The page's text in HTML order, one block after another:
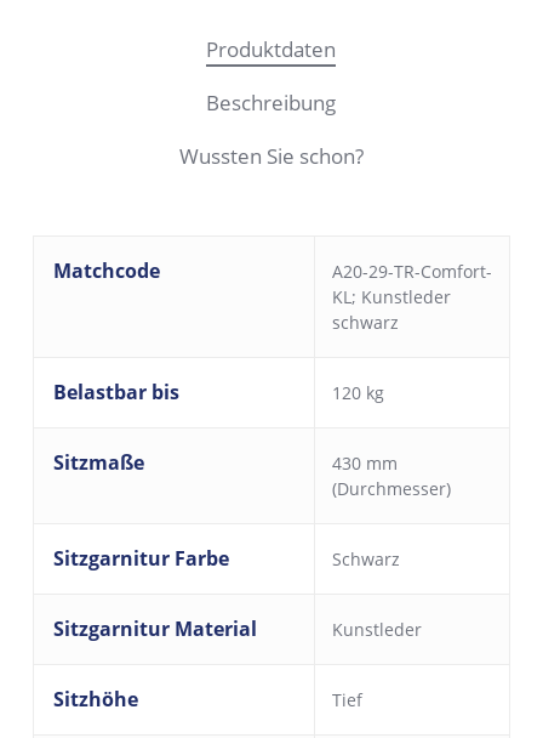
Produktdaten
Beschreibung
Wussten Sie schon?
Matchcode
A20-29-TR-Comfort-
KL; Kunstleder
schwarz
Belastbar bis 120 kg
Sitzmaße
430 mm
(Durchmesser)
Sitzgarnitur Farbe Schwarz
Sitzgarnitur Material Kunstleder
Sitzhöhe Tief